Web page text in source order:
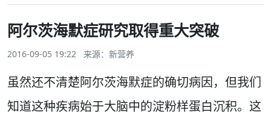
阿尔茨海默症研究取得重大突破
2016-09-05 19:22 来源： 新营养
虽然还不清楚阿尔茨海默症的确切病因，但我们
知道这种疾病始于大脑中的淀粉样蛋白沉积。这